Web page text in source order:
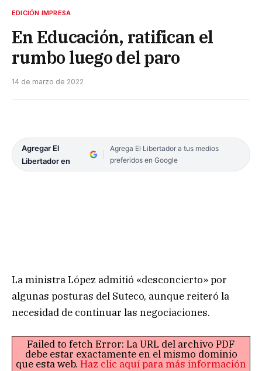
EDICIÓN IMPRESA
En Educación, ratifican el
rumbo luego del paro
14 de marzo de 2022
Agregar El
Libertador en
Agrega El Libertador a tus medios
preferidos en Google
La ministra López admitió «desconcierto» por
algunas posturas del Suteco, aunque reiteró la
necesidad de continuar las negociaciones.
Failed to fetch Error: La URL del archivo PDF
debe estar exactamente en el mismo dominio
que esta web. Haz clic aquí para más información